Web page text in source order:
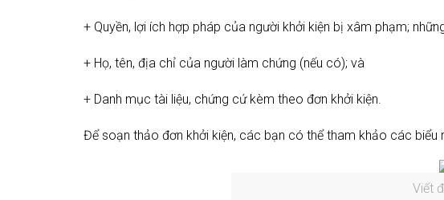
+ Quyền, lợi ích hợp pháp của người khởi kiện bị xâm phạm;
+ Họ, tên, địa chỉ của người làm chứng (nếu có); và
+ Danh mục tài liệu, chứng cứ kèm theo đơn khởi kiện.
Để soạn thảo đơn khởi kiện, các bạn có thể tham khảo các
Viết